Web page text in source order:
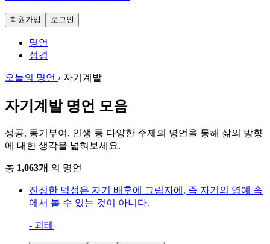
회원가입 로그인
명언
성경
오늘의 명언 › 자기계발
자기계발 명언 모음
성공, 동기부여, 인생 등 다양한 주제의 명언을 통해 삶의 방향
에 대한 생각을 넓혀보세요.
총 1,063개 의 명언
진정한 덕성은 자기 배후에 그림자에, 즉 자기의 영예 속
에서 볼 수 있는 것이 아니다.
- 괴테